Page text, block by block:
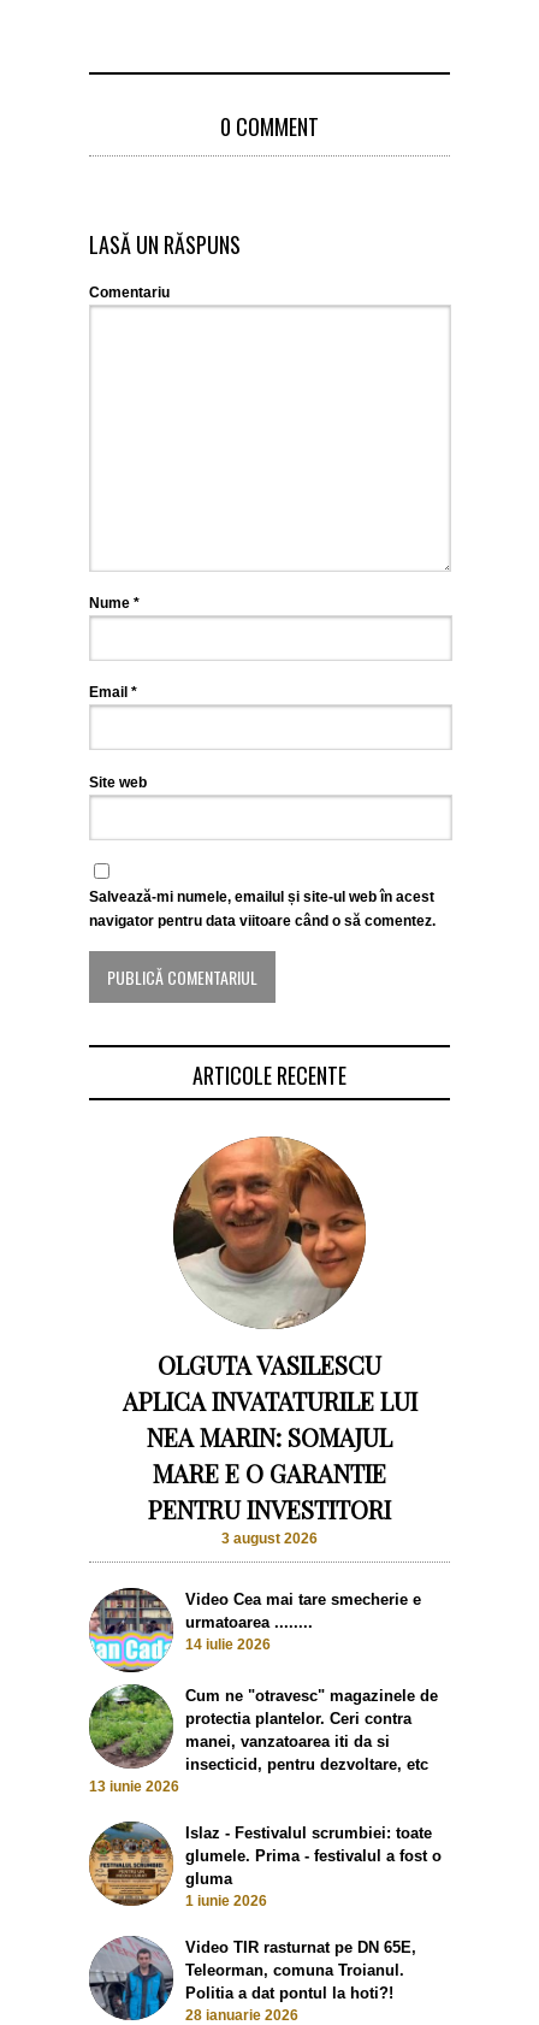
0 COMMENT
LASĂ UN RĂSPUNS
Comentariu
Nume *
Email *
Site web
Salvează-mi numele, emailul și site-ul web în acest
navigator pentru data viitoare când o să comentez.
ARTICOLE RECENTE
OLGUTA VASILESCU
APLICA INVATATURILE LUI
NEA MARIN: SOMAJUL
MARE E O GARANTIE
PENTRU INVESTITORI
3 august 2026
Video Cea mai tare smecherie e
urmatoarea ........
14 iulie 2026
Cum ne "otravesc" magazinele de
protectia plantelor. Ceri contra
manei, vanzatoarea iti da si
insecticid, pentru dezvoltare, etc
13 iunie 2026
Islaz - Festivalul scrumbiei: toate
glumele. Prima - festivalul a fost o
gluma
1 iunie 2026
Video TIR rasturnat pe DN 65E,
Teleorman, comuna Troianul.
Politia a dat pontul la hoti?!
28 ianuarie 2026